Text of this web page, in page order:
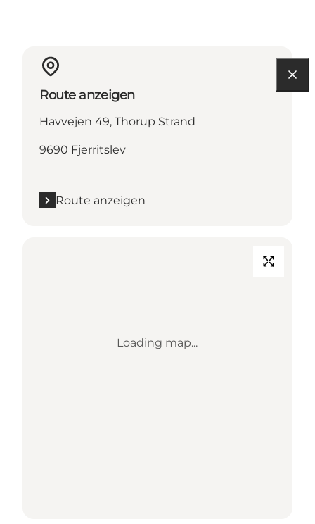
Route anzeigen
Havvejen 49, Thorup Strand
9690 Fjerritslev
Route anzeigen
Loading map...